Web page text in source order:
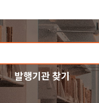
발행기관 찾기